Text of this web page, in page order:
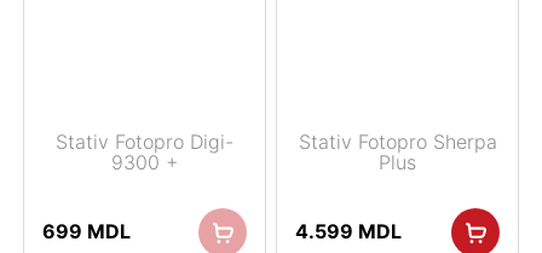
Stativ Fotopro Digi-
9300 +
699 MDL
Stativ Fotopro Sherpa
Plus
4.599 MDL